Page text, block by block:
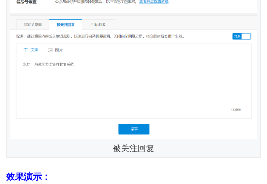
被关注回复
效果演示：